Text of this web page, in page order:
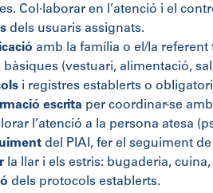
Col·laborar en l’atenció i el
dels usuaris assignats.
amb la família o el/la referent
(vestuari, alimentació,
i registres establerts o
escrita per coordinar-se
l’atenció a la persona atesa
del PIAI, fer el seguiment
la llar i els estris: bugaderia,
dels protocols establerts.